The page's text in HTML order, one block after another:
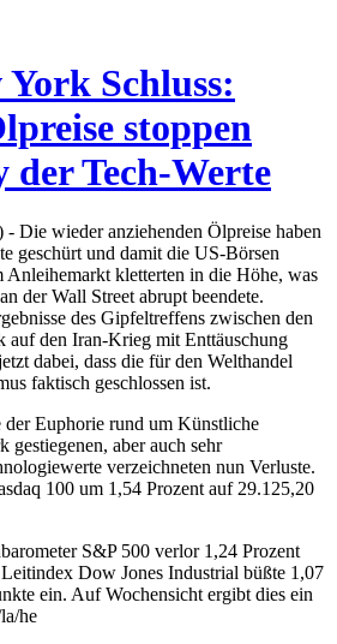
Schluss:
stoppen
Tech-Werte
wieder anziehenden Ölpreise haben
geschürt und damit die US-Börsen
Anleihemarkt kletterten in die Höhe, was
der Wall Street abrupt beendete.
des Gipfeltreffens zwischen den
den Iran-Krieg mit Enttäuschung
dabei, dass die für den Welthandel
faktisch geschlossen ist.
Euphorie rund um Künstliche
gestiegenen, aber auch sehr
verzeichneten nun Verluste.
100 um 1,54 Prozent auf 29.125,20
S&P 500 verlor 1,24 Prozent
Dow Jones Industrial büßte 1,07
ein. Auf Wochensicht ergibt dies ein
he